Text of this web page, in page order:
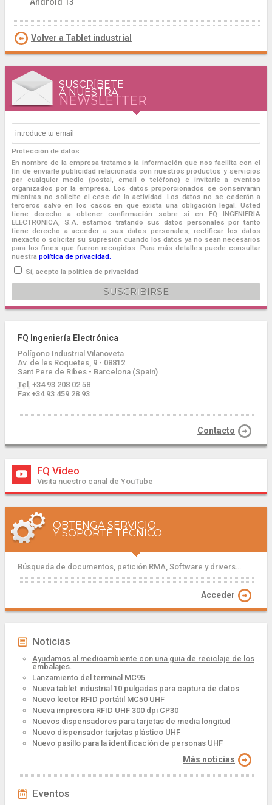
Volver a Tablet industrial
SUSCRÍBETE
A NUESTRA
NEWSLETTER
Protección de datos:
En nombre de la empresa tratamos la información que nos facilita con el
fin de enviarle publicidad relacionada con nuestros productos y servicios
por cualquier medio (postal, email o teléfono) e invitarle a eventos
organizados por la empresa. Los datos proporcionados se conservarán
mientras no solicite el cese de la actividad. Los datos no se cederán a
terceros salvo en los casos en que exista una obligación legal. Usted
tiene derecho a obtener confirmación sobre si en FQ INGENIERIA
ELECTRONICA, S.A. estamos tratando sus datos personales por tanto
tiene derecho a acceder a sus datos personales, rectificar los datos
inexacto o solicitar su supresión cuando los datos ya no sean necesarios
para los fines que fueron recogidos. Para más detalles puede consultar
nuestra política de privacidad.
Sí, acepto la política de privacidad
FQ Ingeniería Electrónica
Polígono Industrial Vilanoveta
Av. de les Roquetes, 9 - 08812
Sant Pere de Ribes - Barcelona (Spain)
Tel. +34 93 208 02 58
Fax +34 93 459 28 93
Contacto
FQ Video
Visita nuestro canal de YouTube
OBTENGA SERVICIO
Y SOPORTE TÉCNICO
Búsqueda de documentos, petición RMA, Software y drivers...
Acceder
Noticias
Ayudamos al medioambiente con una guia de reciclaje de los
embalajes.
Lanzamiento del terminal MC95
Nueva tablet industrial 10 pulgadas para captura de datos
Nuevo lector RFID portátil MC50 UHF
Nueva impresora RFID UHF 300 dpi CP30
Nuevos dispensadores para tarjetas de media longitud
Nuevo dispensador tarjetas plástico UHF
Nuevo pasillo para la identificación de personas UHF
Más noticias
Eventos